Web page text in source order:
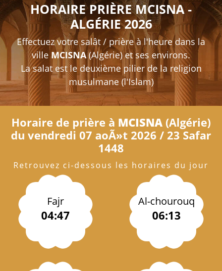
HORAIRE PRIÈRE MCISNA -
ALGÉRIE 2026
Effectuez votre salât / prière à l'heure dans la
villeMCISNA(Algérie) et ses environs.
La salat est le deuxième pilier de la religion
musulmane (l'Islam)
Horaire de prière à MCISNA (Algérie)
du vendredi 07 aoÃ»t 2026 / 23 Safar
1448
Retrouvez ci-dessous les horaires du jour
Fajr
04:47
Al-chourouq
06:13